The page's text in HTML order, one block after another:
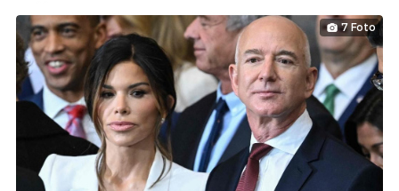
7 Foto